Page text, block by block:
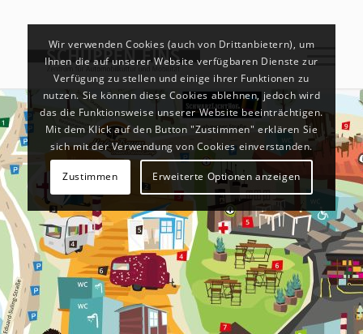
Wir verwenden Cookies (auch von Drittanbietern), um
Ihnen die auf unserer Website verfügbaren Dienste zur
Verfügung zu stellen und einige ihrer Funktionen zu
nutzen. Sie können diese Cookies ablehnen, jedoch wird
das die Funktionsweise unserer Website beeinträchtigen.
Mit dem Klick auf den Button "Zustimmen" erklären Sie
sich mit der Verwendung von Cookies einverstanden.
Zustimmen Erweiterte Optionen anzeigen